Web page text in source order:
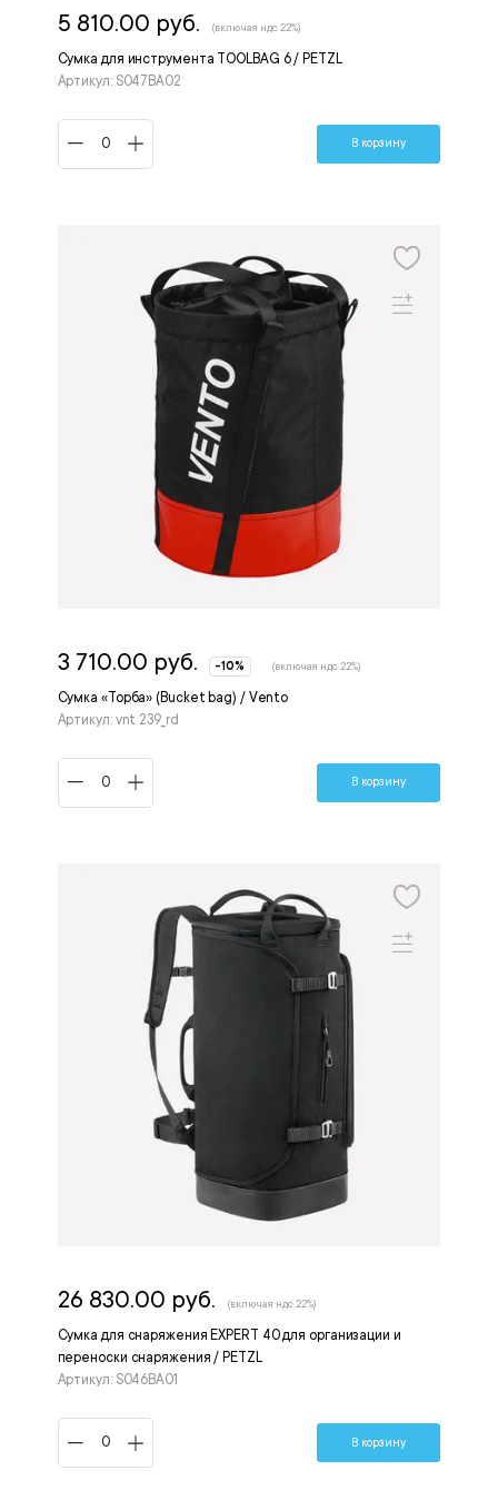
Сумка для инструмента TOOLBAG 6 / PETZL
Артикул: S047BA02
5 810.00 руб. (включая ндс 22%)
В корзину
Сумка «Торба» (Bucket bag) / Vento
Артикул: vnt 239_rd
3 710.00 руб. -10% (включая ндс 22%)
В корзину
Сумка для снаряжения EXPERT 40 для организации и
переноски снаряжения / PETZL
Артикул: S046BA01
26 830.00 руб. (включая ндс 22%)
В корзину